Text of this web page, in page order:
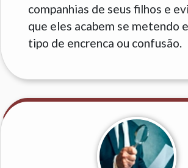
companhias de seus filhos e
que eles acabem se metendo
tipo de encrenca ou confusão.